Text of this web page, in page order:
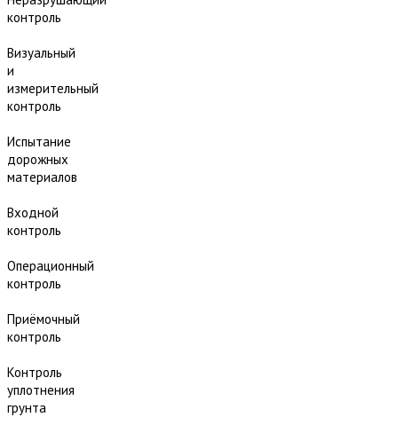
контроль
Визуальный
и
измерительный
контроль
Испытание
дорожных
материалов
Входной
контроль
Операционный
контроль
Приёмочный
контроль
Контроль
уплотнения
грунта